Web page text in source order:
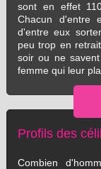
sont en effet
Chacun d'entre
d'entre eux
peu trop en
soir ou ne
femme qui leur
Profils des
Combien